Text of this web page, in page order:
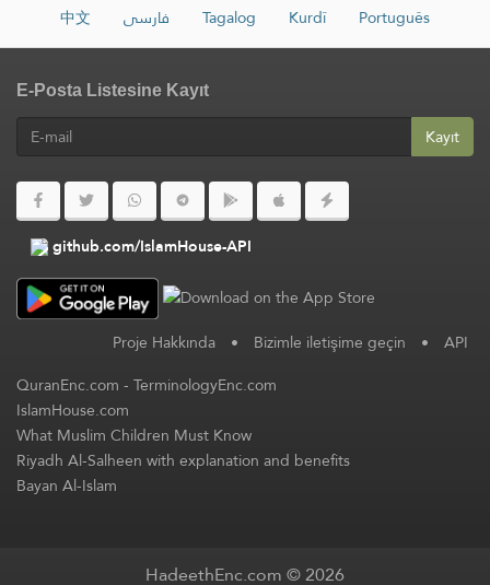
中文
فارسی Tagalog Kurdî Português
E-Posta Listesine Kayıt
Kayıt
github.com/IslamHouse-API
Proje Hakkında • Bizimle iletişime geçin • API
QuranEnc.com-TerminologyEnc.com
IslamHouse.com
What Muslim Children Must Know
Riyadh Al-Salheen with explanation and benefits
Bayan Al-Islam
HadeethEnc.com © 2026